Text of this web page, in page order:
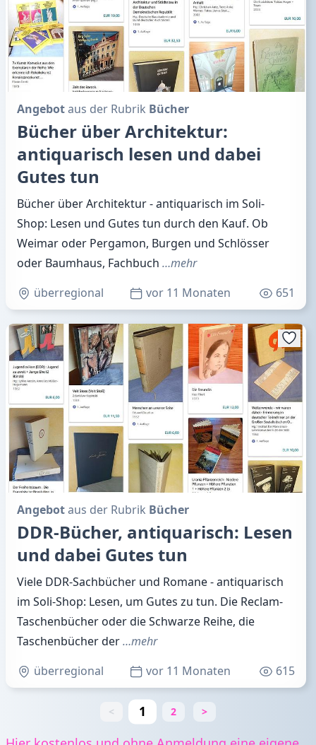
Angebotaus der Rubrik Bücher
Bücher über Architektur:
antiquarisch lesen und dabei
Gutes tun
Bücher über Architektur - antiquarisch im Soli-
Shop: Lesen und Gutes tun durch den Kauf. Ob
Weimar oder Pergamon, Burgen und Schlösser
oder Baumhaus, Fachbuch …mehr
überregional
vor 11 Monaten 651
Angebotaus der Rubrik Bücher
DDR-Bücher, antiquarisch: Lesen
und dabei Gutes tun
Viele DDR-Sachbücher und Romane - antiquarisch
im Soli-Shop: Lesen, um Gutes zu tun. Die Reclam-
Taschenbücher oder die Schwarze Reihe, die
Taschenbücher der…mehr
überregional
vor 11 Monaten 615
< 1 2 >